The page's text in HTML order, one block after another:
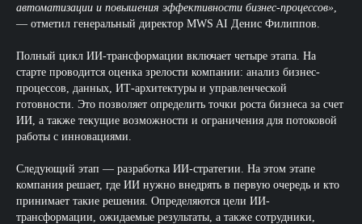
автоматизации и повышения эффективности бизнес-процессов»
— отметил генеральный директор MWS AI Денис Филиппов.
Полный цикл ИИ-трансформации включает четыре этапа. На
старте проводится оценка зрелости компании: анализ бизнес-
процессов, данных, ИТ-архитектуры и управленческой
готовности. Это позволяет определить точки роста бизнеса за счет
ИИ, а также текущие возможности и ограничения для потоковой
работы с инновациями.
Следующий этап — разработка ИИ-стратегии. На этом этапе
компания решает, где ИИ нужно внедрять в первую очередь и кто
принимает такие решения. Определяются цели ИИ-
трансформации, ожидаемые результаты, а также сотрудники,